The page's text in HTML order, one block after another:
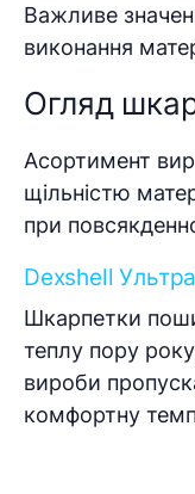
Важливе
виконання
Огляд
Асортимент
щільністю
при
Dexshell
Шкарпетки
теплу пору
вироби
комфортну